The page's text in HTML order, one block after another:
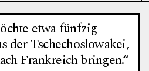
etwa fünfzig
der Tschechoslowakei,
Frankreich bringen.“